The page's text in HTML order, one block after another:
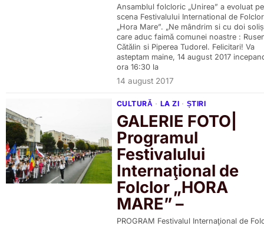
Ansamblul folcloric „Unirea” a evoluat pe
scena Festivalului International de Folclor
„Hora Mare”. „Ne mândrim si cu doi
care aduc faimă comunei noastre :
Cătălin si Piperea Tudorel. Felicitari! Va
asteptam maine, 14 august 2017
ora 16:30 la
14 august 2017
CULTURĂ · LA ZI · ȘTIRI
GALERIE FOTO|
Programul
Festivalului
Internaţional de
Folclor „HORA
MARE” –
PROGRAM Festivalul Internaţional de